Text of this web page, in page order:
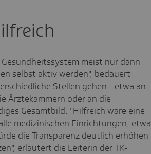
meist nur dann
selbst aktiv werden", bedauert
Stellen gehen - etwa an
Ärztekammern oder an die
Gesamtbild. "Hilfreich wäre eine
medizinischen Einrichtungen, etwa
die Transparenz deutlich erhöhen
erläutert die Leiterin der TK-